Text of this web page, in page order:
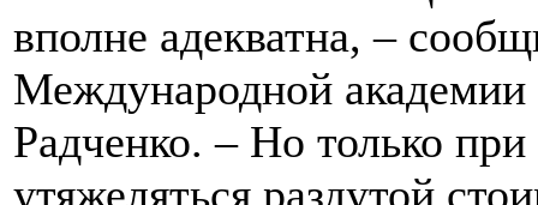
вполне адекватна, –
Международной
Радченко. – Но только
утяжеляться раздутой